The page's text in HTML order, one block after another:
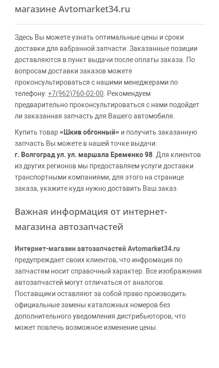
магазине Avtomarket34.ru
Здесь Вы можете узнать оптимальные цены и сроки
доставки для вабранной запчасти. Заказанные позиции
доставляются в пункт выдачи после оплаты заказа. По
вопросам доставки заказов можете
проконсультироваться с нашими менеджерами по
телефону:+7(962)760-02-00 . Рекомендуем
предварительно проконсультироваться с нами подойдет
ли заказанная запчасть для Вашего автомобиля.
Купить товар«Шкив обгонный» и получить заказанную
запчасть Вы можете в нашей точке выдачи:
г. Волгоград ул. ул. маршала Еременко 98 . Для клиентов
из других регионов мы предоставляем услуги доставки
транспортными компаниями, для этого на странице
заказа, укажите куда нужно доставить Ваш заказ.
Важная информация от интернет-
магазина автозапчастей
Интернет-магазин автозапчастей Avtomarket34.ru
предупреждает своих клиентов, что инфромация по
запчастям носит справочный характер. Все изображения
автозапчастей могут отличаться от аналогов.
Поставщики оставляют за собой право производить
официальные замены каталожных номеров без
дополнительного уведомления дистрибьюторов, что
может повлечь возможное изменение цены.